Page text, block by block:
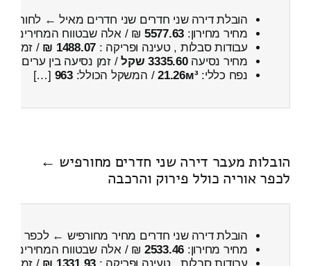
הובלת דירה שני חדרים שני חדרים מאיל ←
מחיר מחירון: 5577.63 ₪ / אלה שבטווח המחירים
עבודות סבלות , טעינה ופריקה : 1488.07 ₪ / זמן :
מחיר נסיעה3335.60 שקל / זמן נסיעה בין ערים
נפח כללי:21.26м³/ המשקל הכולל:963
[…]
הובלות מעבר דירה שני חדרים מחורפיש ←
לכפר אוריה כולל פירוק והרכבה
הובלת דירה שני חדרים מחיר מחורפיש ← לכפר
מחיר מחירון: 2533.46 ₪ / אלה שבטווח המחירים